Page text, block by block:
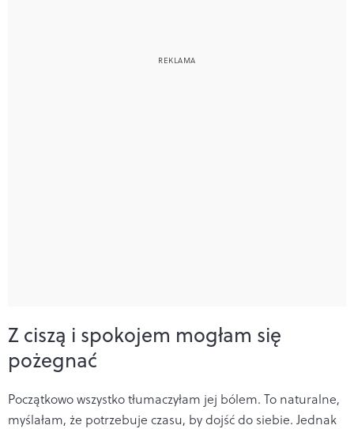
Z ciszą i spokojem mogłam się
pożegnać
Początkowo wszystko tłumaczyłam jej bólem. To naturalne,
myślałam, że potrzebuje czasu, by dojść do siebie. Jednak